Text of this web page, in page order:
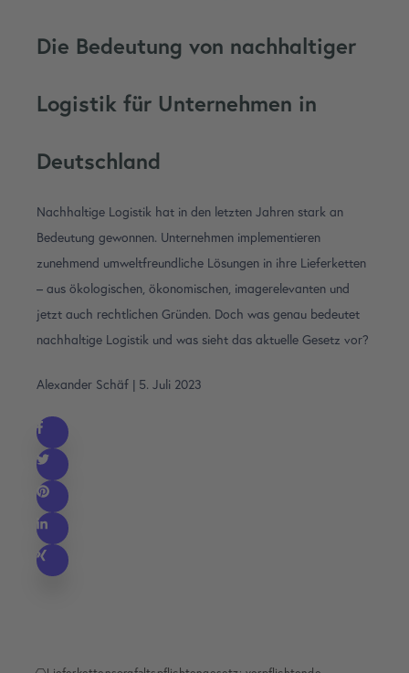
Die Bedeutung von nachhaltiger
Logistik für Unternehmen in
Deutschland
Nachhaltige Logistik hat in den letzten Jahren stark an
Bedeutung gewonnen. Unternehmen implementieren
zunehmend umweltfreundliche Lösungen in ihre Lieferketten
– aus ökologischen, ökonomischen, imagerelevanten und
jetzt auch rechtlichen Gründen. Doch was genau bedeutet
nachhaltige Logistik und was sieht das aktuelle Gesetz vor?
Alexander Schäf | 5. Juli 2023